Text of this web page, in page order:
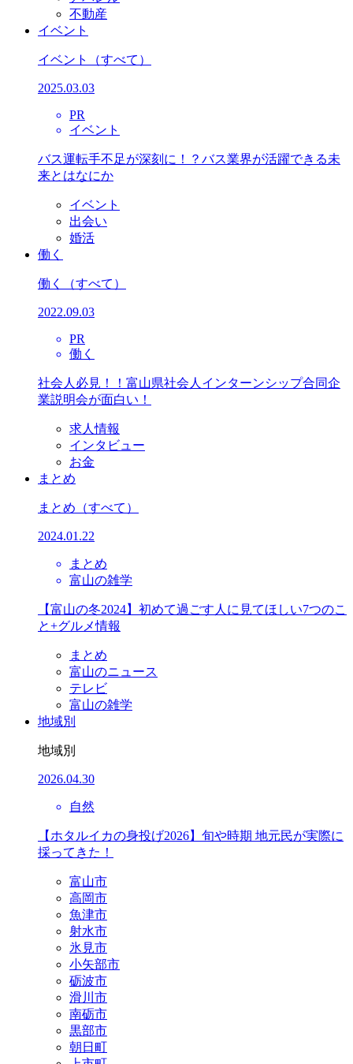
不動産
イベント
イベント （すべて）
2025.03.03
PR
イベント
バス運転手不足が深刻に！？バス業界が活躍できる未
来とはなにか
イベント
出会い
婚活
働く
働く （すべて）
2022.09.03
PR
働く
社会人必見！！富山県社会人インターンシップ合同企
業説明会が面白い！
求人情報
インタビュー
お金
まとめ
まとめ （すべて）
2024.01.22
まとめ
富山の雑学
【富山の冬2024】初めて過ごす人に見てほしい7つのこ
と+グルメ情報
まとめ
富山のニュース
テレビ
富山の雑学
地域別
地域別
2026.04.30
自然
【ホタルイカの身投げ2026】旬や時期 地元民が実際に
採ってきた！
富山市
高岡市
魚津市
射水市
氷見市
小矢部市
砺波市
滑川市
南砺市
黒部市
朝日町